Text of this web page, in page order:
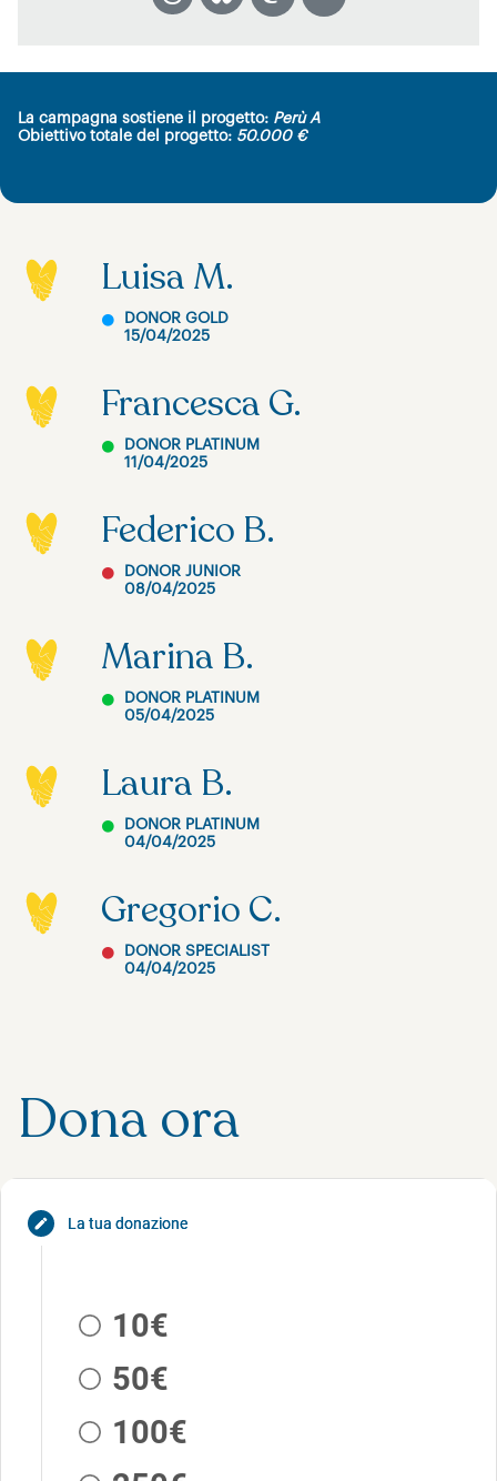
La campagna sostiene il progetto: Perù A
Obiettivo totale del progetto: 50.000 €
Luisa M.
DONOR GOLD
15/04/2025
Francesca G.
DONOR PLATINUM
11/04/2025
Federico B.
DONOR JUNIOR
08/04/2025
Marina B.
DONOR PLATINUM
05/04/2025
Laura B.
DONOR PLATINUM
04/04/2025
Gregorio C.
DONOR SPECIALIST
04/04/2025
Dona ora